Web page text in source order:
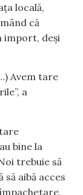
locală,
că
import, deși
Avem tare
a
bine la
trebuie să
aibă acces